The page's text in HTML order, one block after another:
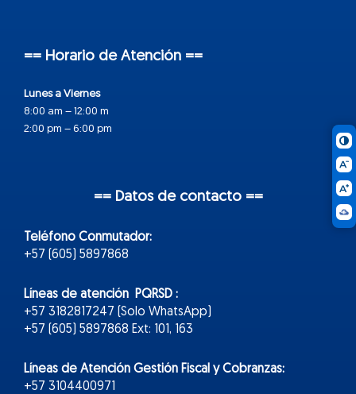
== Horario de Atención ==
Lunes a Viernes
8:00 am – 12:00 m
2:00 pm – 6:00 pm
== Datos de contacto ==
Teléfono Conmutador:
+57 (605) 5897868
Líneas de atención PQRSD :
+57 3182817247 (Solo WhatsApp)
+57 (605) 5897868 Ext: 101, 163
Líneas de Atención Gestión Fiscal y Cobranzas:
+57 3104400971